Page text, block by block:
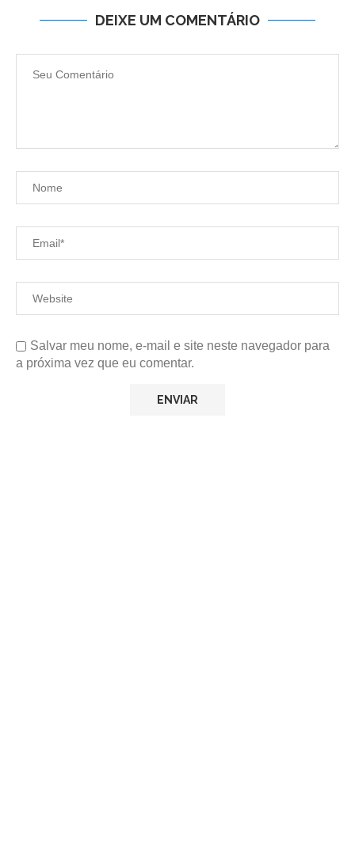
DEIXE UM COMENTÁRIO
Salvar meu nome, e-mail e site neste navegador para
a próxima vez que eu comentar.